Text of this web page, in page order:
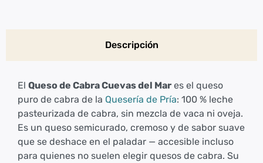
Descripción
El Queso de Cabra Cuevas del Mar es el queso
puro de cabra de la Quesería de Pría: 100 % leche
pasteurizada de cabra, sin mezcla de vaca ni oveja.
Es un queso semicurado, cremoso y de sabor suave
que se deshace en el paladar — accesible incluso
para quienes no suelen elegir quesos de cabra. Su